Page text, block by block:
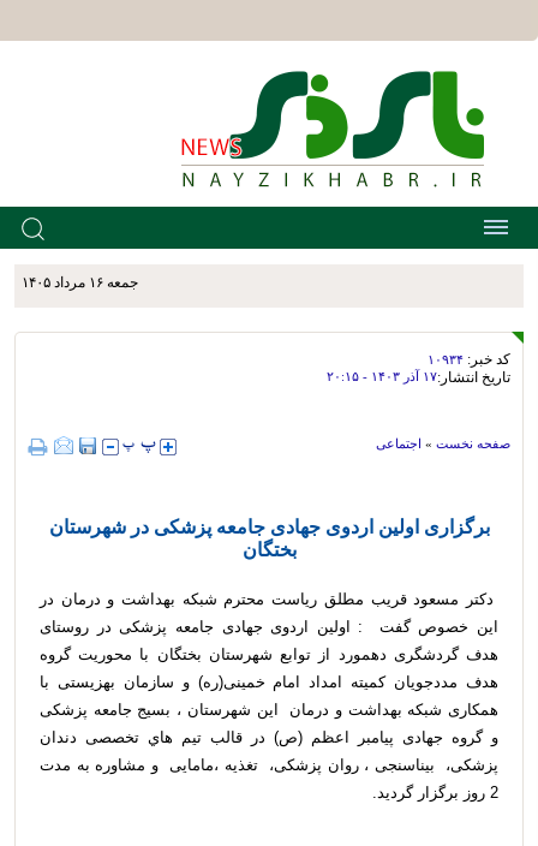
جمعه ۱۶ مرداد ۱۴۰۵
کد خبر: ۱۰۹۳۴
تاریخ انتشار:۱۷ آذر ۱۴۰۳ - ۲۰:۱۵
صفحه نخست » اجتماعی
برگزاری اولین اردوی جهادی جامعه پزشکی در شهرستان
بختگان
دکتر مسعود قریب مطلق ریاست محترم شبکه بهداشت و درمان در
این خصوص گفت : اولین اردوی جهادی جامعه پزشکی در روستای
هدف گردشگری دهمورد از توابع شهرستان بختگان با محوریت گروه
هدف مددجویان کمیته امداد امام خمینی(ره) و سازمان بهزیستی با
همکاری شبکه بهداشت و درمان این شهرستان ، بسیج جامعه پزشکی
و گروه جهادی پیامبر اعظم (ص) در قالب تيم هاي تخصصی دندان
پزشکی، بیناسنجی ، روان پزشکی، تغذیه ،مامایی و مشاوره به مدت
2 روز برگزار گردید.